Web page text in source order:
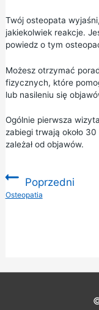
Twój osteopata
jakiekolwiek reakcje.
powiedz o tym
Możesz otrzymać
fizycznych, które
lub nasileniu się
Ogólnie pierwsza
zabiegi trwają około
zależał od objawów.
Poprzedni
:Osteopatia